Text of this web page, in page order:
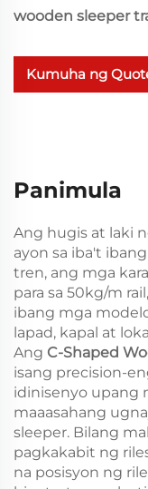
wooden sleeper
Kumuha ng
Panimula
Ang hugis at laki
ayon sa iba't
tren, ang mga
para sa 50kg/m
ibang mga
lapad, kapal at
Ang C-Shaped
isang precision-
idinisenyo upang
maaasahang
sleeper. Bilang
pagkakabit ng
na posisyon ng